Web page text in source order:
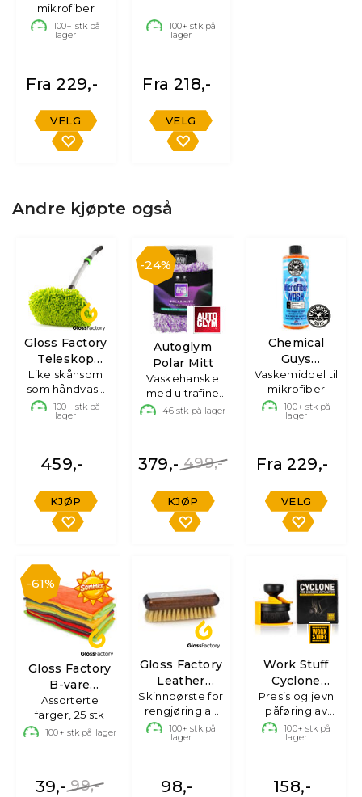
Wash
mikrofiber
100+ stk på
lager
Fra 229,-
VELG
100+ stk på
lager
Fra 218,-
VELG
Andre kjøpte også
Gloss Factory
Teleskop
Chenille
Curve
Like skånsom
som håndvask
for høye biler
100+ stk på
lager
459,-
KJØP
24%
Autoglym
Polar Mitt
Vaskehanske
med ultrafine
mikrofiber
46 stk på lager
499,-
379,-
KJØP
Chemical
Guys
Microfiber
Wash
Vaskemiddel til
mikrofiber
100+ stk på
lager
Fra 229,-
VELG
61%
Gloss Factory
B-vare
Mikrofiberkluter
Assorterte
farger, 25 stk
100+ stk på lager
99,-
39,-
Gloss Factory
Leather
Brush
Skinnbørste for
rengjøring av
skinn
100+ stk på
lager
98,-
Work Stuff
Cyclone
Dekkbørste
Presis og jevn
påføring av
dekkfornyer
100+ stk på
lager
158,-